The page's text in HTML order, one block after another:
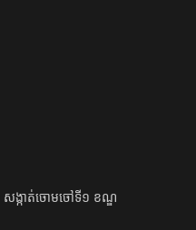
សង្កាត់ចោមចៅទី១ ខណ្ឌ